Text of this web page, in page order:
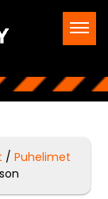
/Puhelimet